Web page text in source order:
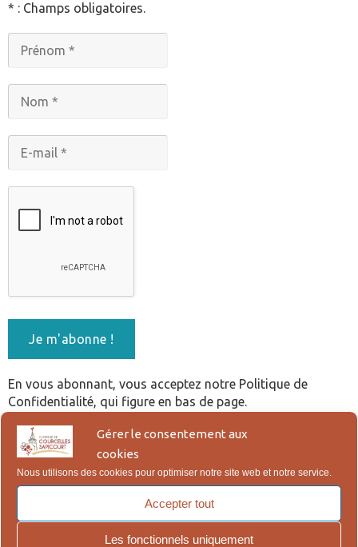
Gérer le consentement aux
cookies
Nous utilisons des cookies pour optimiser notre site web et notre service.
Accepter tout
Les fonctionnels uniquement
* : Champs obligatoires.
En vous abonnant, vous acceptez notre Politique de
Confidentialité, qui figure en bas de page.
Actes d’Etat Civil en ligne